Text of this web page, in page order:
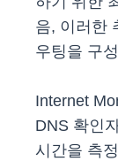
음, 이러한
우팅을 구
Internet
DNS 확인
시간을 측